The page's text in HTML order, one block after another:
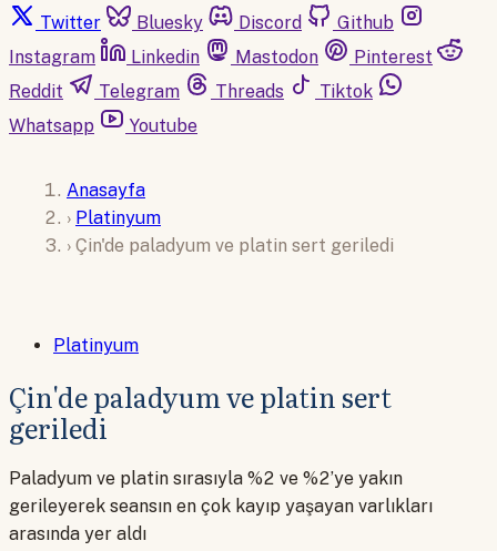
Twitter
Bluesky Discord
Github
Instagram
Linkedin Mastodon
Pinterest
Reddit
Telegram Threads
Tiktok
Whatsapp
Youtube
Anasayfa
› Platinyum
› Çin'de paladyum ve platin sert geriledi
Platinyum
Çin'de paladyum ve platin sert
geriledi
Paladyum ve platin sırasıyla %2 ve %2’ye yakın
gerileyerek seansın en çok kayıp yaşayan varlıkları
arasında yer aldı